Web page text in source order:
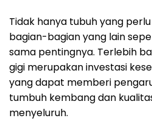
Tidak hanya tubuh yang
bagian-bagian yang lain
sama pentingnya. Terlebih
gigi merupakan investasi
yang dapat memberi
tumbuh kembang dan
menyeluruh.